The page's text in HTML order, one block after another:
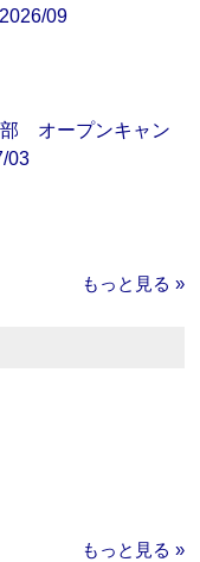
09
部 オープンキャン
03
もっと見る »
もっと見る »